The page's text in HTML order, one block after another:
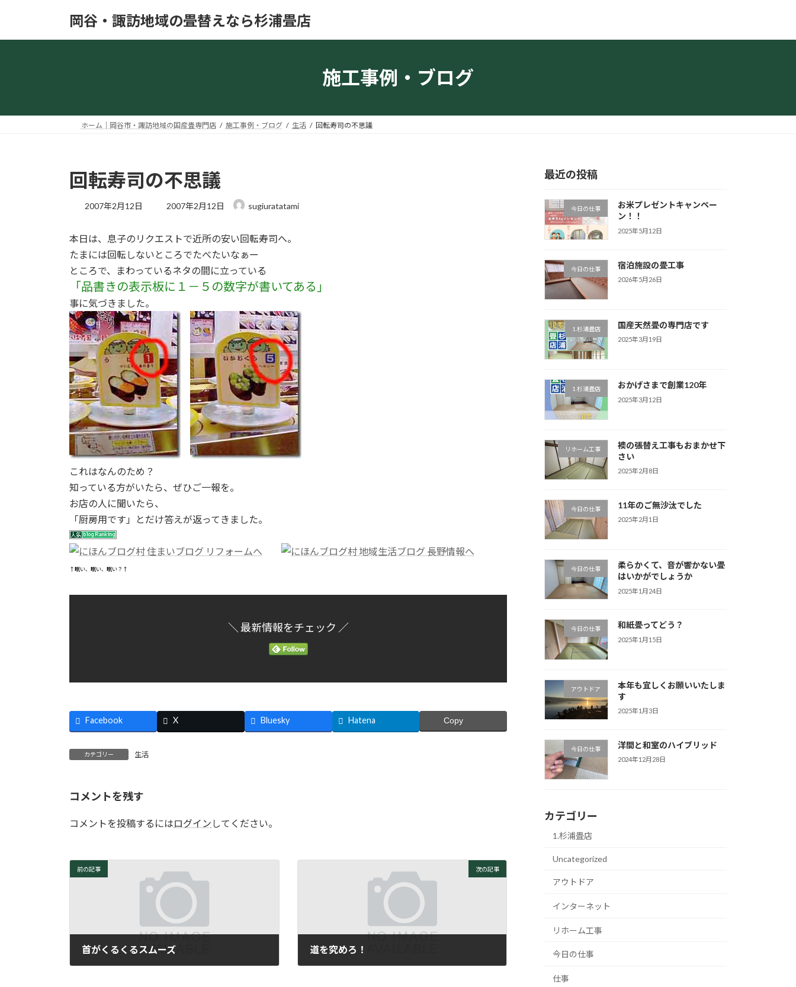
岡谷・諏訪地域の畳替えなら杉浦畳店
施工事例・ブログ
ホーム｜岡谷市・諏訪地域の国産畳専門店 施工事例・ブログ 生活 回転寿司の不思議
回転寿司の不思議
2007年2月12日
最
新
日
:
2007年2月12日 sugiuratatami
本日は、息子のリクエストで近所の安い回転寿司へ。
たまには回転しないところでたべたいなぁー
ところで、まわっているネタの間に立っている
「品書きの表示板に１－５の数字が書いてある」
事に気づきました。
これはなんのため？
知っている方がいたら、ぜひご一報を。
お店の人に聞いたら、
「厨房用です」とだけ答えが返ってきました。
↑眠い、眠い、眠い？↑
＼ 最新情報をチェック ／
Facebook X Bluesky Hatena Copy
カテゴリー 生活
コメントを残す
コメントを投稿するにはログイン してください。
前の記事
首がくるくるスムーズ
次の記事
道を究めろ！
最近の投稿
今日の仕事
お米プレゼントキャンペー
ン！！
2025年5月12日
今日の仕事 宿泊施設の畳工事
2026年5月26日
1.杉浦畳店 国産天然畳の専門店です
2025年3月19日
1.杉浦畳店 おかげさまで創業120年
2025年3月12日
リホーム工事
襖の張替え工事もおまかせ下
さい
2025年2月8日
今日の仕事 11年のご無沙汰でした
2025年2月1日
今日の仕事
柔らかくて、音が響かない畳
はいかがでしょうか
2025年1月24日
今日の仕事 和紙畳ってどう？
2025年1月15日
アウトドア
本年も宜しくお願いいたしま
す
2025年1月3日
今日の仕事 洋間と和室のハイブリッド
2024年12月28日
カテゴリー
1.杉浦畳店
Uncategorized
アウトドア
インターネット
リホーム工事
今日の仕事
仕事